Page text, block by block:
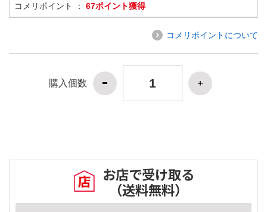
コメリポイント ： 67ポイント獲得
コメリポイントについて
購入個数
お店で受け取る
（送料無料）